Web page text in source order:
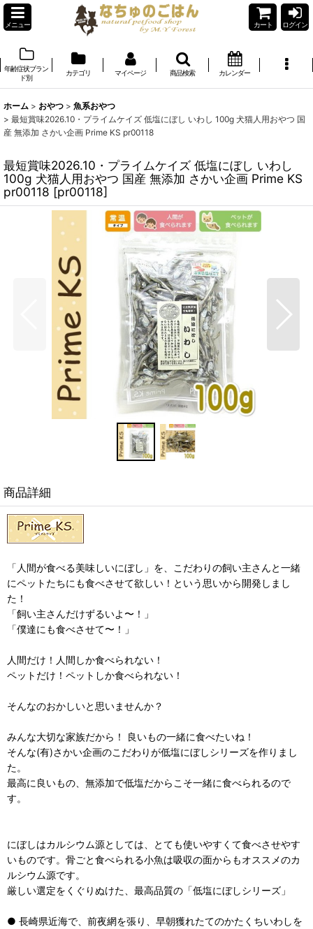
メニュー カート ログイン
年齢症状ブラン
ド別
カテゴリ マイページ 商品検索 カレンダー
ホーム > おやつ > 魚系おやつ
> 最短賞味2026.10・プライムケイズ 低塩にぼし いわし 100g 犬猫人用おやつ 国
産 無添加 さかい企画 Prime KS pr00118
最短賞味2026.10・プライムケイズ 低塩にぼし いわし
100g 犬猫人用おやつ 国産 無添加 さかい企画 Prime KS
pr00118 [pr00118]
商品詳細
「人間が食べる美味しいにぼし」を、こだわりの飼い主さんと一緒
にペットたちにも食べさせて欲しい！という思いから開発しまし
た！
「飼い主さんだけずるいよ〜！」
「僕達にも食べさせて〜！」
人間だけ！人間しか食べられない！
ペットだけ！ペットしか食べられない！
そんなのおかしいと思いませんか？
みんな大切な家族だから！ 良いもの一緒に食べたいね！
そんな(有)さかい企画のこだわりが低塩にぼしシリーズを作りまし
た。
最高に良いもの、無添加で低塩だからこそ一緒に食べられるので
す。
にぼしはカルシウム源としては、とても使いやすくて食べさせやす
いものです。骨ごと食べられる小魚は吸収の面からもオススメのカ
ルシウム源です。
厳しい選定をくぐりぬけた、最高品質の「低塩にぼしシリーズ」
● 長崎県近海で、前夜網を張り、早朝獲れたてのかたくちいわしを